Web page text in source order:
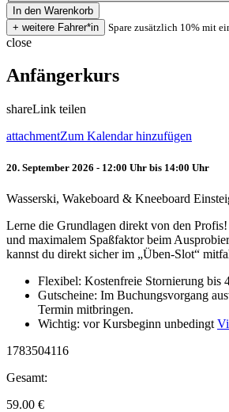
Spare zusätzlich 10% mit
close
Anfängerkurs
shareLink teilen
attachmentZum Kalendar hinzufügen
20. September 2026 - 12:00 Uhr bis 14:00 Uhr
Wasserski, Wakeboard & Kneeboard
Lerne die Grundlagen direkt von den
und maximalem Spaßfaktor beim
kannst du direkt sicher im „Üben-Slot“
Flexibel: Kostenfreie Stornierung bis
Gutscheine: Im Buchungsvorgang
Termin mitbringen.
Wichtig: vor Kursbeginn unbedingt
1783504116
Gesamt:
59.00 €